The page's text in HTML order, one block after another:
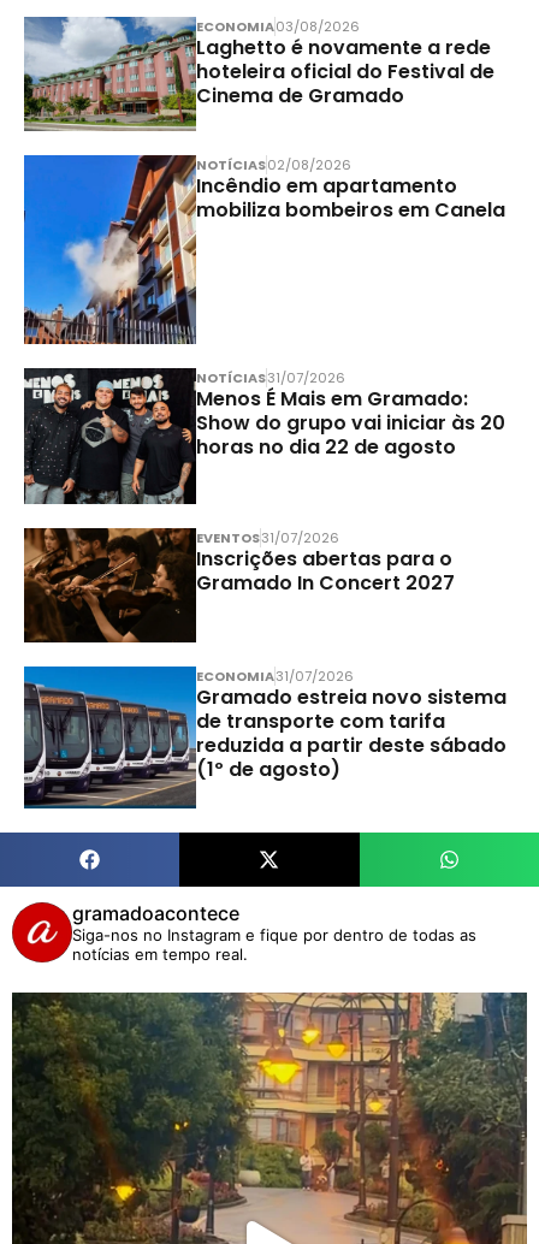
ECONOMIA03/08/2026
Laghetto é novamente a rede
hoteleira oficial do Festival de
Cinema de Gramado
NOTÍCIAS02/08/2026
Incêndio em apartamento
mobiliza bombeiros em Canela
NOTÍCIAS31/07/2026
Menos É Mais em Gramado:
Show do grupo vai iniciar às 20
horas no dia 22 de agosto
EVENTOS31/07/2026
Inscrições abertas para o
Gramado In Concert 2027
ECONOMIA31/07/2026
Gramado estreia novo sistema
de transporte com tarifa
reduzida a partir deste sábado
(1º de agosto)
gramadoacontece
Siga-nos no Instagram e fique por dentro de todas as
notícias em tempo real.